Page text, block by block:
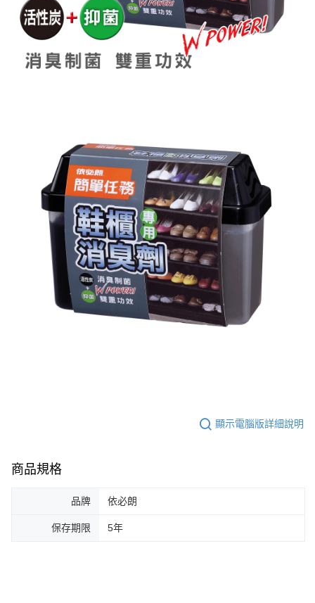
顯示電腦版詳細說明
商品規格
品牌 依必朗
保存期限 5年